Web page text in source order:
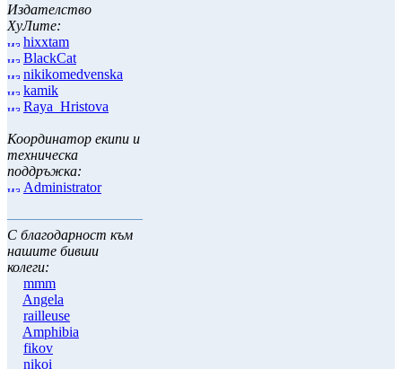
Издателство
ХуЛите:
hixxtam
BlackCat
nikikomedvenska
kamik
Raya_Hristova
Координатор екипи и
техническа
поддръжка:
Administrator
С благодарност към
нашите бивши
колеги:
mmm
Angela
railleuse
Amphibia
fikov
nikoi